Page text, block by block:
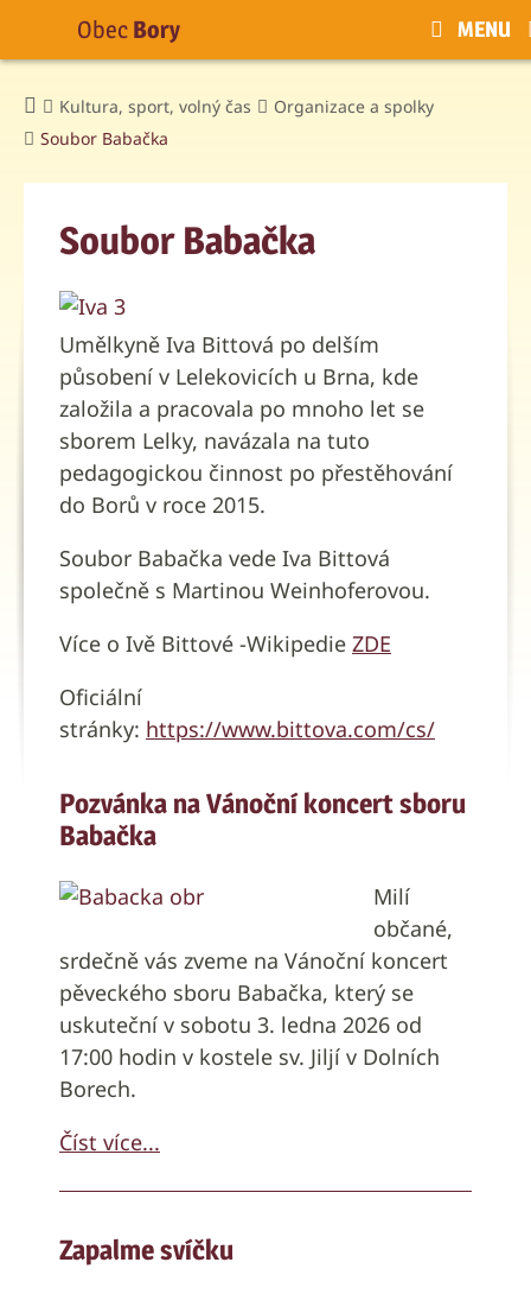
Kultura, sport, volný čas
Organizace a spolky
Soubor Babačka
Soubor Babačka
Umělkyně Iva Bittová po delším
působení v Lelekovicích u Brna, kde
založila a pracovala po mnoho let se
sborem Lelky, navázala na tuto
pedagogickou činnost po přestěhování
do Borů v roce 2015.
Soubor Babačka vede Iva Bittová
společně s Martinou Weinhoferovou.
Více o Ivě Bittové -Wikipedie ZDE
Oficiální
stránky: https://www.bittova.com/cs/
Pozvánka na Vánoční koncert sboru
Babačka
Milí
občané,
srdečně vás zveme na Vánoční koncert
pěveckého sboru Babačka, který se
uskuteční v sobotu 3. ledna 2026 od
17:00 hodin v kostele sv. Jiljí v Dolních
Borech.
Číst více...
Zapalme svíčku
Obec Bory MENU